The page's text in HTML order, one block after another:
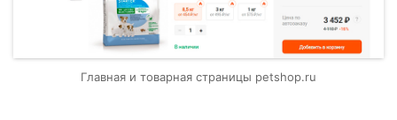
Главная и товарная страницы petshop.ru